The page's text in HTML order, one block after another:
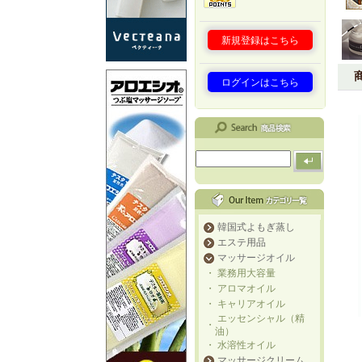
新規登録はこちら
ログインはこちら
韓国式よもぎ蒸し
エステ用品
マッサージオイル
・ 業務用大容量
・
アロマオイル
・
キャリアオイル
・
エッセンシャル（精
油）
・ 水溶性オイル